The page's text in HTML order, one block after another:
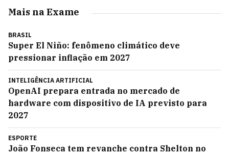
Mais na Exame
BRASIL
Super El Niño: fenômeno climático deve
pressionar inflação em 2027
INTELIGÊNCIA ARTIFICIAL
OpenAI prepara entrada no mercado de
hardware com dispositivo de IA previsto para
2027
ESPORTE
João Fonseca tem revanche contra Shelton no